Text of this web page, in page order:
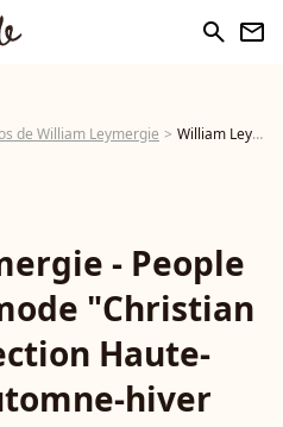
search newsletter
de William Leymergie William Leymergie - People au défilé de mode "Christian Dior", collection Haute-Couture automne-hiver 2015/2016, à Paris. Le 6 juillet 2015. - Photo
- People
"Christian
Haute-
hiver